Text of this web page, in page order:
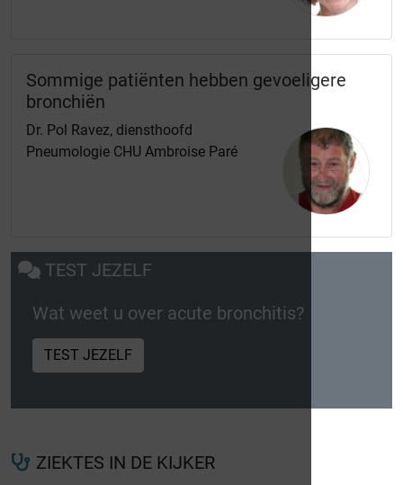
Sommige patiënten hebben gevoeligere
bronchiën
Dr. Pol Ravez, diensthoofd
Pneumologie CHU Ambroise Paré
TEST JEZELF
Wat weet u over acute bronchitis?
TEST JEZELF
ZIEKTES IN DE KIJKER